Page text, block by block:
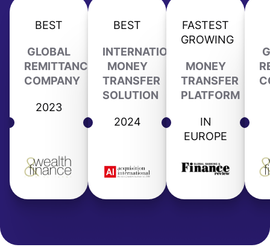
BEST
GLOBAL
REMITTANCE
COMPANY
2023
BEST
INTERNATIONAL
MONEY
TRANSFER
SOLUTION
2024
FASTEST
GROWING
MONEY
TRANSFER
PLATFORM
IN
EUROPE